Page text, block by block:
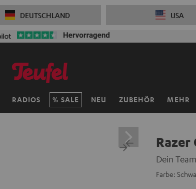
DEUTSCHLAND USA
RADIOS SALE NEU ZUBEHÖR MEHR
Dein
Farbe: